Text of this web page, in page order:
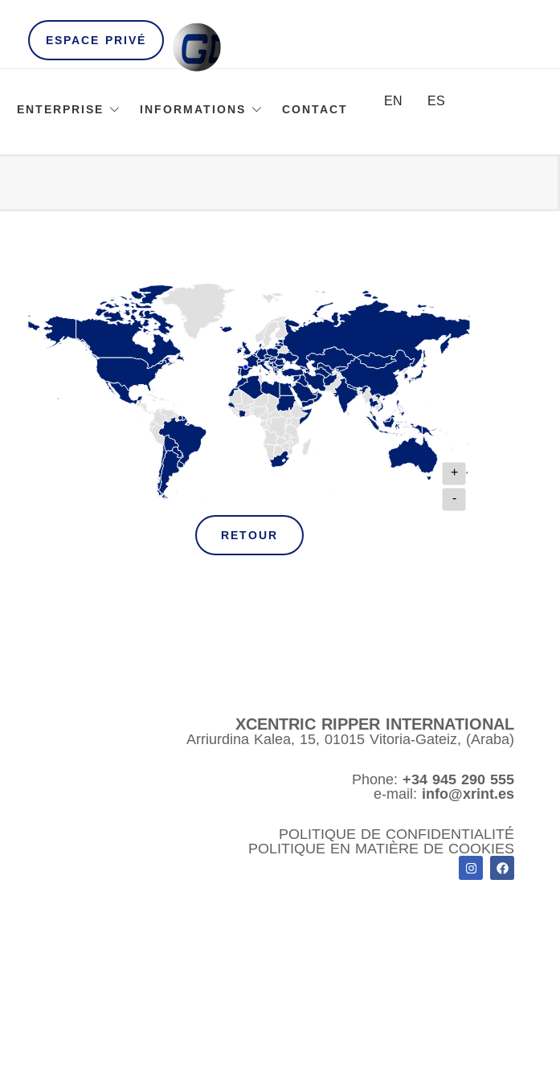
ESPACE PRIVÉ
ENTERPRISE INFORMATIONS CONTACT
EN ES
+
-
RETOUR
XCENTRIC RIPPER INTERNATIONAL
Arriurdina Kalea, 15, 01015 Vitoria-Gateiz, (Araba)
Phone: +34 945 290 555
e-mail: info@xrint.es
POLITIQUE DE CONFIDENTIALITÉ
POLITIQUE EN MATIÈRE DE COOKIES